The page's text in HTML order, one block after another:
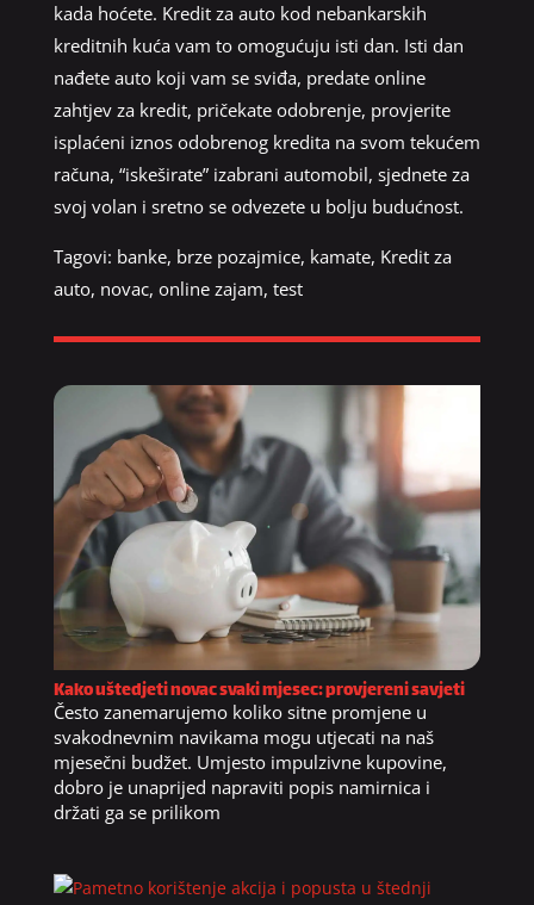
kada hoćete. Kredit za auto kod nebankarskih
kreditnih kuća vam to omogućuju isti dan. Isti dan
nađete auto koji vam se sviđa, predate online
zahtjev za kredit, pričekate odobrenje, provjerite
isplaćeni iznos odobrenog kredita na svom tekućem
računa, “iskeširate” izabrani automobil, sjednete za
svoj volan i sretno se odvezete u bolju budućnost.
Tagovi: banke, brze pozajmice, kamate, Kredit za
auto, novac, online zajam, test
Kako uštedjeti novac svaki mjesec: provjereni savjeti
Često zanemarujemo koliko sitne promjene u
svakodnevnim navikama mogu utjecati na naš
mjesečni budžet. Umjesto impulzivne kupovine,
dobro je unaprijed napraviti popis namirnica i
držati ga se prilikom